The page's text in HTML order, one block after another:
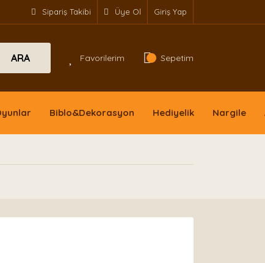
Sipariş Takibi Üye Ol Giriş Yap
ARA Favorilerim Sepetim
Biblo&Dekorasyon Hediyelik Nargile